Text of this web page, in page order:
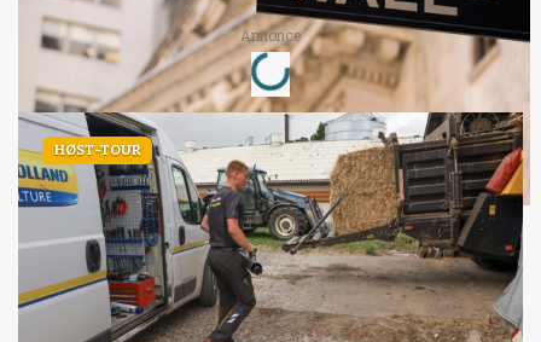
Annonce
Loading...
HØST-TOUR